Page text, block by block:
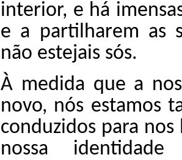
interior, e há
e a partilharem as
não estejais sós.
À medida que a
novo, nós estamos
conduzidos para
nossa